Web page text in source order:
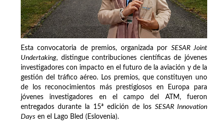
Esta convocatoria de premios, organizada por SESAR Joint
Undertaking, distingue contribuciones científicas de jóvenes
investigadores con impacto en el futuro de la aviación y de la
gestión del tráfico aéreo. Los premios, que constituyen uno
de los reconocimientos más prestigiosos en Europa para
jóvenes investigadores en el campo del ATM, fueron
entregados durante la 15ª edición de los SESAR Innovation
Days en el Lago Bled (Eslovenia).